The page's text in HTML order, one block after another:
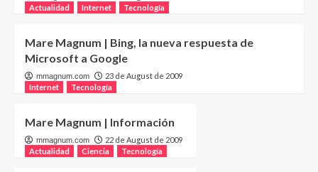
Actualidad
Internet Tecnología
Mare Magnum | Bing, la nueva respuesta de
Microsoft a Google
mmagnum.com
23 de August de 2009
Internet
Tecnología
Mare Magnum | Información
mmagnum.com
22 de August de 2009
Actualidad
Ciencia Tecnología